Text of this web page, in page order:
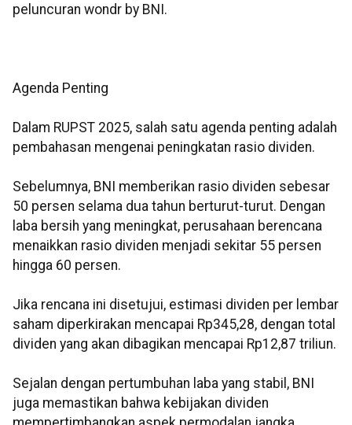
peluncuran wondr by BNI.
Agenda Penting
Dalam RUPST 2025, salah satu agenda penting adalah
pembahasan mengenai peningkatan rasio dividen.
Sebelumnya, BNI memberikan rasio dividen sebesar
50 persen selama dua tahun berturut-turut. Dengan
laba bersih yang meningkat, perusahaan berencana
menaikkan rasio dividen menjadi sekitar 55 persen
hingga 60 persen.
Jika rencana ini disetujui, estimasi dividen per lembar
saham diperkirakan mencapai Rp345,28, dengan total
dividen yang akan dibagikan mencapai Rp12,87 triliun.
Sejalan dengan pertumbuhan laba yang stabil, BNI
juga memastikan bahwa kebijakan dividen